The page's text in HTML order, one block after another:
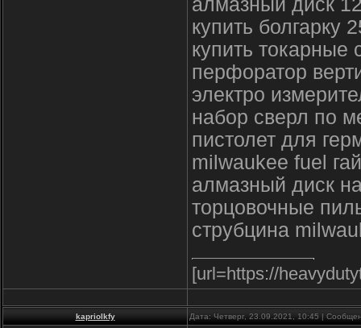
купить болгарку
купить токарные
перфоратор
электро
набор сверл по
пистолет для
milwaukee fuel
алмазный диск
торцовочные
струбцина
[url=https://
kapriolkfy Дата: Четверг, 23.09.2021, 10:45 |